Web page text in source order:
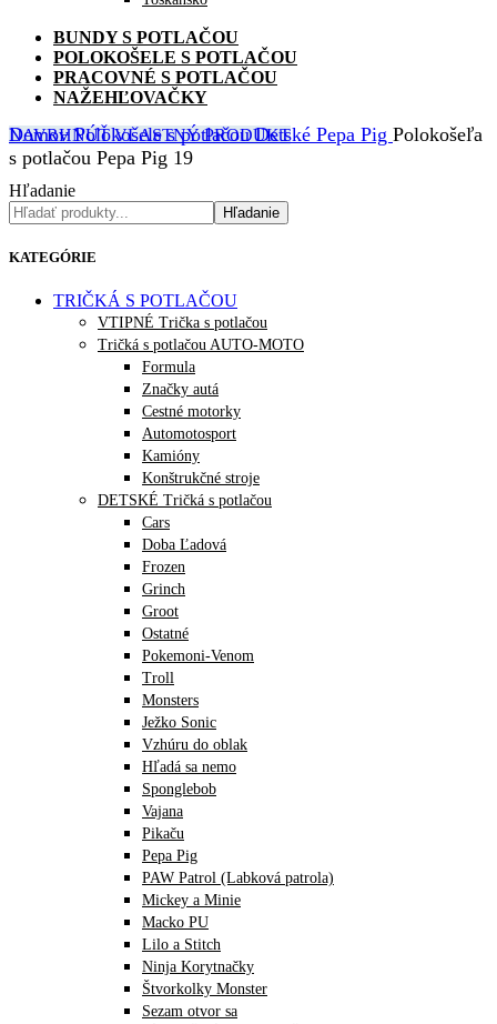
BUNDY S POTLAČOU
POLOKOŠELE S POTLAČOU
PRACOVNÉ S POTLAČOU
NAŽEHĽOVAČKY
NAVRHNÚŤ VLASTNÝ PRODUKT
DomovPolokošele s potlačouDetské Pepa Pig Polokošeľa
s potlačou Pepa Pig 19
Hľadanie
Hľadanie
KATEGÓRIE
TRIČKÁ S POTLAČOU
VTIPNÉ Trička s potlačou
Tričká s potlačou AUTO-MOTO
Formula
Značky autá
Cestné motorky
Automotosport
Kamióny
Konštrukčné stroje
DETSKÉ Tričká s potlačou
Cars
Doba Ľadová
Frozen
Grinch
Groot
Ostatné
Pokemoni-Venom
Troll
Monsters
Ježko Sonic
Vzhúru do oblak
Hľadá sa nemo
Sponglebob
Vajana
Pikaču
Pepa Pig
PAW Patrol (Labková patrola)
Mickey a Minie
Macko PU
Lilo a Stitch
Ninja Korytnačky
Štvorkolky Monster
Sezam otvor sa